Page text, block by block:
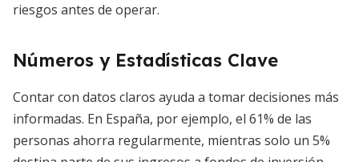
riesgos antes de operar.
Números y Estadísticas Clave
Contar con datos claros ayuda a tomar decisiones más
informadas. En España, por ejemplo, el 61% de las
personas ahorra regularmente, mientras solo un 5%